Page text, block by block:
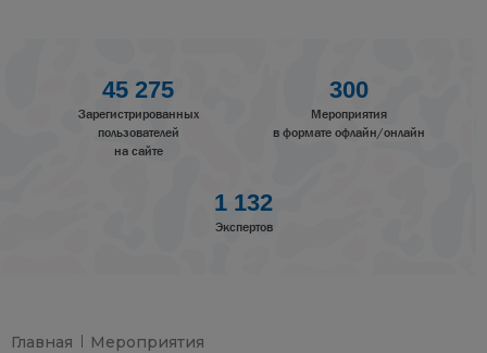
45 275
Зарегистрированных
пользователей
на сайте
300
Мероприятия
в формате офлайн/онлайн
1 132
Экспертов
Главная
Мероприятия